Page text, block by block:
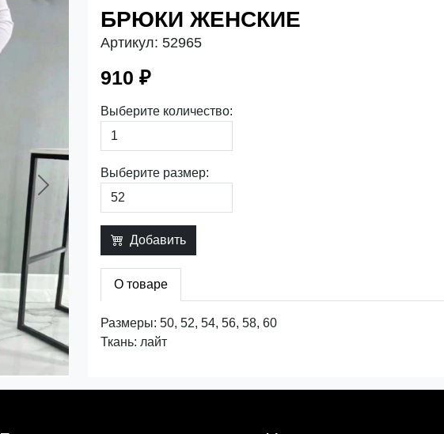
Next
БРЮКИ ЖЕНСКИЕ
Артикул: 52965
910 ₽
Выберите количество:
Выберите размер:
Добавить
О товаре
Размеры: 50, 52, 54, 56, 58, 60
Ткань: лайт